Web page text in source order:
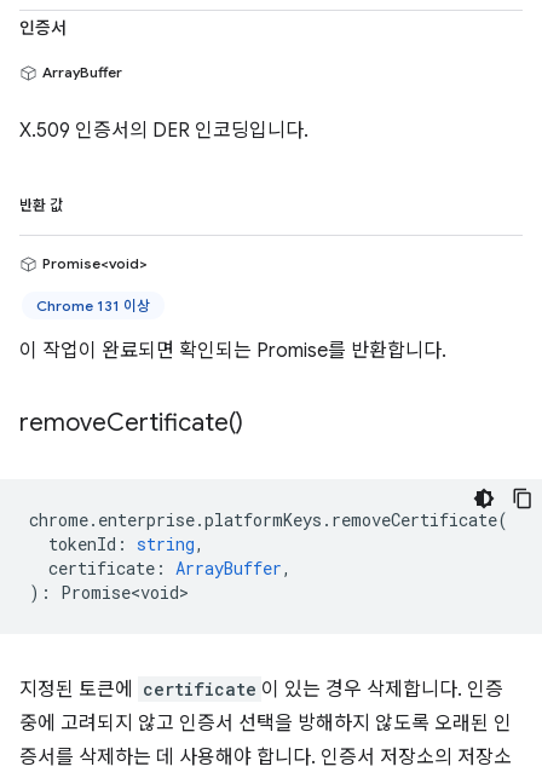
인증서
ArrayBuffer
X.509 인증서의 DER 인코딩입니다.
반환 값
Promise<void>
Chrome 131 이상
이 작업이 완료되면 확인되는 Promise를 반환합니다.
removeCertificate()
chrome. enterprise.platformKeys . removeCertificate(
tokenId : string,
certificate : ArrayBuffer,
) : Promise<void>
지정된 토큰에 certificate 이 있는 경우 삭제합니다. 인증
중에 고려되지 않고 인증서 선택을 방해하지 않도록 오래된 인
증서를 삭제하는 데 사용해야 합니다. 인증서 저장소의 저장소